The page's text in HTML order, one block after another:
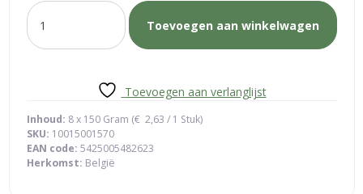
speltwafel
rond
aantal
Toevoegen aan winkelwagen
Toevoegen aan verlanglijst
Inhoud: 8 x 150 Gram (€ 2,63 / 1 Stuk)
SKU: 10015001570
EAN code: 5425005482623
Herkomst: België